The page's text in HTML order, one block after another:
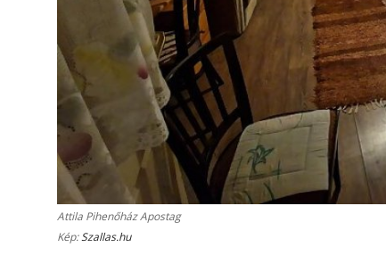
Attila Pihenőház Apostag
Kép:Szallas.hu